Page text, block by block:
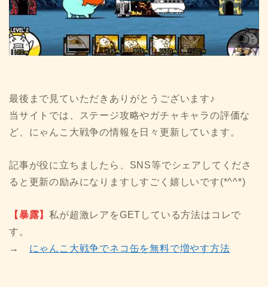
最後まで見ていただきありがとうございます♪
当サイトでは、ステージ攻略やガチャキャラの評価な
ど、にゃんこ大戦争の情報を日々更新しています。
記事が役に立ちましたら、SNS等でシェアしてくださ
ると更新の励みになりますしすごく嬉しいです(*^^*)
【暴露】私が超激レアをGETしている方法はコレで
す。
→ にゃんこ大戦争でネコ缶を無料で増やす方法